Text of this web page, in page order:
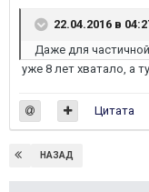
22.04.2016 в
Даже для частичной
уже 8 лет хватало, а
Цитата
НАЗАД